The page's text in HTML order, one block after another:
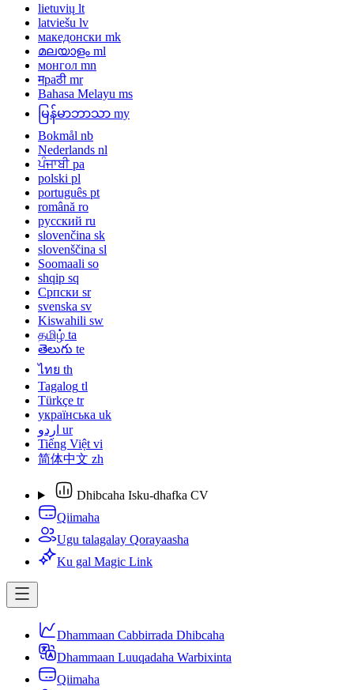
lietuvių lt
latviešu lv
македонски mk
മലയാളം ml
монгол mn
मраठी mr
Bahasa Melayu ms
မြန်မာဘာသာ my
Bokmål nb
Nederlands nl
ਪੰਜਾਬੀ pa
polski pl
português pt
română ro
русский ru
slovenčina sk
slovenščina sl
Soomaali so
shqip sq
Српски sr
svenska sv
Kiswahili sw
தமிழ் ta
తెలుగు te
ไทย th
Tagalog tl
Türkçe tr
українська uk
اردو ur
Tiếng Việt vi
简体中文 zh
Dhibcaha Isku-dhafka CV
Qiimaha
Ugu talagalay Qorayaasha
Ku gal Magic Link
Dhammaan Cabbirrada Dhibcaha
Dhammaan Luuqadaha Warbixinta
Qiimaha